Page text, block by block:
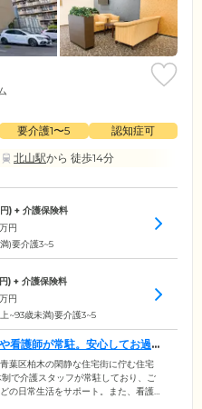
要介護1〜5
認知症可
北山駅から 徒歩14分
) + 介護保険料
万円
)要介護3~5
) + 介護保険料
万円
~93歳未満)要介護3~5
看護師が常駐。安心してお過
葉区柏木の閑静な住宅街に佇む住宅
で介護スタッフが常駐しており、ご
の日常生活をサポート。また、看護